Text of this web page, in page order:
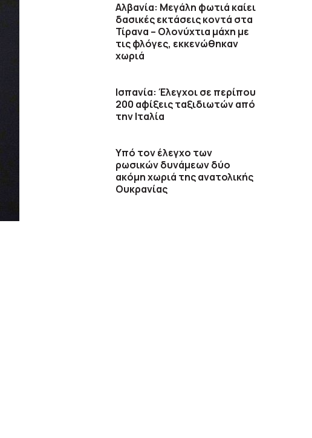
Αλβανία: Μεγάλη φωτιά καίει
δασικές εκτάσεις κοντά στα
Τίρανα – Ολονύχτια μάχη με
τις φλόγες, εκκενώθηκαν
χωριά
Ισπανία: Έλεγχοι σε περίπου
200 αφίξεις ταξιδιωτών από
την Ιταλία
Υπό τον έλεγχο των
ρωσικών δυνάμεων δύο
ακόμη χωριά της ανατολικής
Ουκρανίας